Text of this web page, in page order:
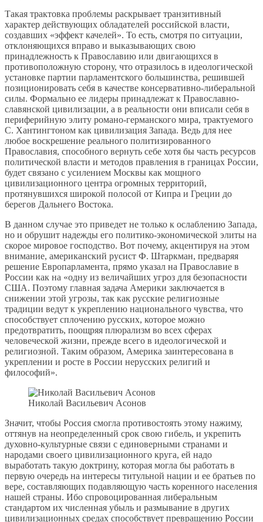
Такая трактовка проблемы раскрывает транзитивный
характер действующих обладателей российской власти,
создавших «эффект качелей». То есть, смотря по ситуации,
отклоняющихся вправо и выказывающих свою
принадлежность к Православию или двигающихся в
противоположную сторону, что отразилось в идеологической
установке партии парламентского большинства, решившей
позиционировать себя в качестве консервативно-либеральной
силы. Формально ее лидеры принадлежат к Православно-
славянской цивилизации, а в реальности они вписали себя в
периферийную элиту романо-германского мира, трактуемого
С. Хантингтоном как цивилизация Запада. Ведь для нее
любое воскрешение реального политизированного
Православия, способного вернуть себе хотя бы часть ресурсов
политической власти и методов правления в границах России,
будет связано с усилением Москвы как мощного
цивилизационного центра огромных территорий,
протянувшихся широкой полосой от Кипра и Греции до
берегов Дальнего Востока.
В данном случае это приведет не только к ослаблению Запада,
но и обрушит надежды его политико-экономической элиты на
скорое мировое господство. Вот почему, акцентируя на этом
внимание, американский русист Ф. Штаркман, предваряя
решение Европарламента, прямо указал на Православие в
России как на «одну из величайших угроз для безопасности
США. Поэтому главная задача Америки заключается в
снижении этой угрозы, так как русские религиозные
традиции ведут к укреплению национального чувства, что
способствует сплочению русских, которое можно
предотвратить, поощряя плюрализм во всех сферах
человеческой жизни, прежде всего в идеологической и
религиозной. Таким образом, Америка заинтересована в
укреплении и росте в России нерусских религий и
философий».
Николай Васильевич Асонов
Значит, чтобы Россия смогла противостоять этому нажиму,
оттянув на неопределенный срок свою гибель, и укрепить
духовно-культурные связи с единоверными странами и
народами своего цивилизационного круга, ей надо
выработать такую доктрину, которая могла бы работать в
первую очередь на интересы титульной нации и ее братьев по
вере, составляющих подавляющую часть коренного населения
нашей страны. Ибо спровоцированная либеральным
стандартом их численная убыль и размывание в других
цивилизационных средах способствует превращению России